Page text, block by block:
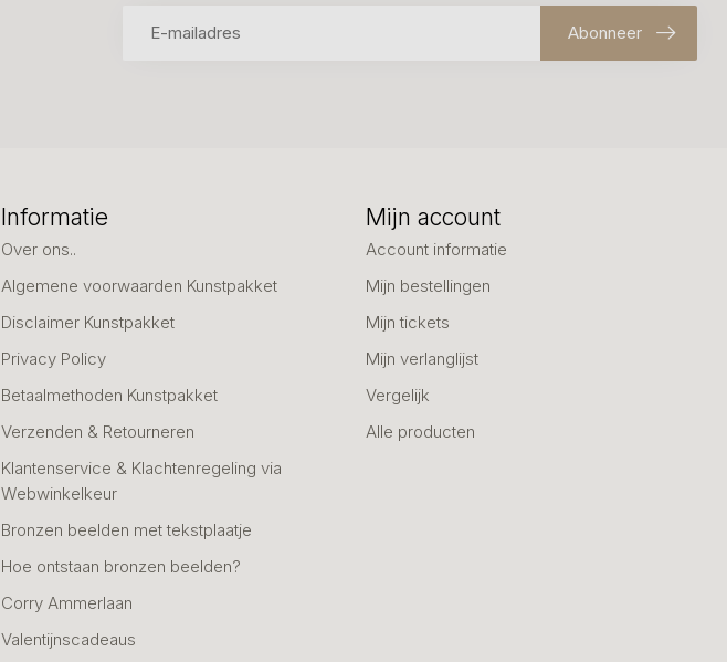
Abonneer
Informatie
Over ons..
Algemene voorwaarden Kunstpakket
Disclaimer Kunstpakket
Privacy Policy
Betaalmethoden Kunstpakket
Verzenden & Retourneren
Klantenservice & Klachtenregeling via
Webwinkelkeur
Bronzen beelden met tekstplaatje
Hoe ontstaan bronzen beelden?
Corry Ammerlaan
Valentijnscadeaus
Mijn account
Account informatie
Mijn bestellingen
Mijn tickets
Mijn verlanglijst
Vergelijk
Alle producten